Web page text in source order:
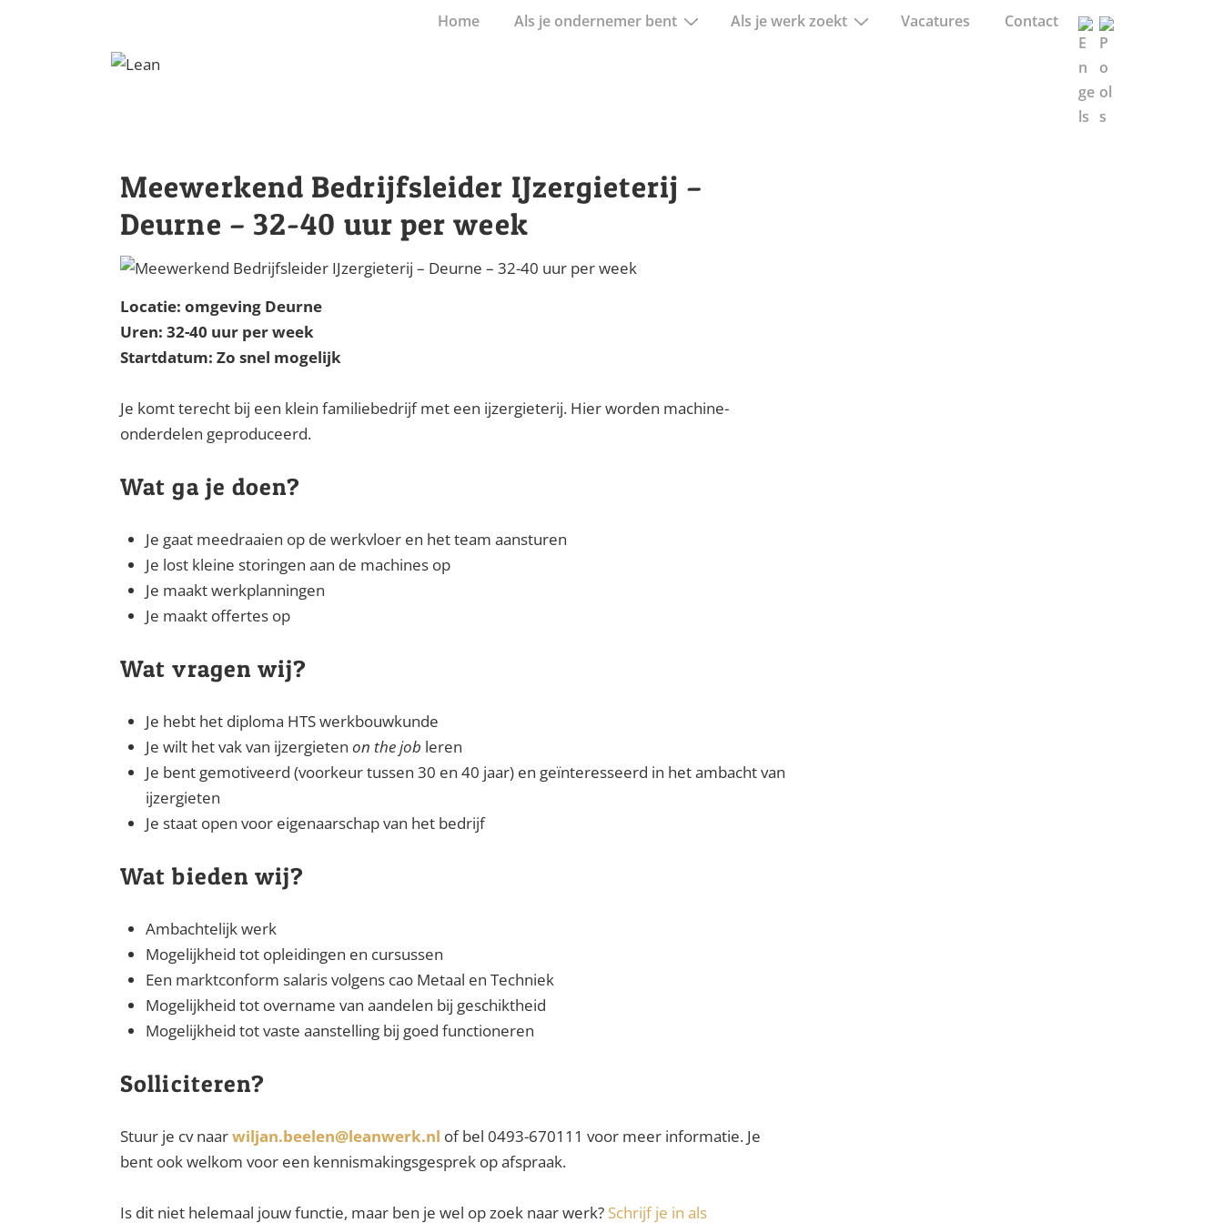
Hoofd
Home Als je ondernemer bent Als je werk zoekt Vacatures Contact
Meewerkend Bedrijfsleider IJzergieterij –
Deurne – 32-40 uur per week
Locatie: omgeving Deurne
Uren: 32-40 uur per week
Startdatum: Zo snel mogelijk
Je komt terecht bij een klein familiebedrijf met een ijzergieterij. Hier worden machine-
onderdelen geproduceerd.
Wat ga je doen?
Je gaat meedraaien op de werkvloer en het team aansturen
Je lost kleine storingen aan de machines op
Je maakt werkplanningen
Je maakt offertes op
Wat vragen wij?
Je hebt het diploma HTS werkbouwkunde
Je wilt het vak van ijzergieten on the job leren
Je bent gemotiveerd (voorkeur tussen 30 en 40 jaar) en geïnteresseerd in het ambacht van
ijzergieten
Je staat open voor eigenaarschap van het bedrijf
Wat bieden wij?
Ambachtelijk werk
Mogelijkheid tot opleidingen en cursussen
Een marktconform salaris volgens cao Metaal en Techniek
Mogelijkheid tot overname van aandelen bij geschiktheid
Mogelijkheid tot vaste aanstelling bij goed functioneren
Solliciteren?
Stuur je cv naarwiljan.beelen@leanwerk.nl of bel 0493-670111 voor meer informatie. Je
bent ook welkom voor een kennismakingsgesprek op afspraak.
Is dit niet helemaal jouw functie, maar ben je wel op zoek naar werk? Schrijf je in als